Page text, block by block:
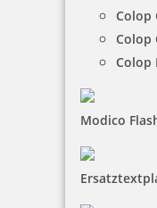
Colop
Colop
Colop
Modico
22 Artikel in der